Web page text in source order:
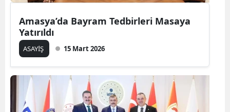
Amasya’da Bayram Tedbirleri Masaya
Yatırıldı
ASAYİŞ 15 Mart 2026